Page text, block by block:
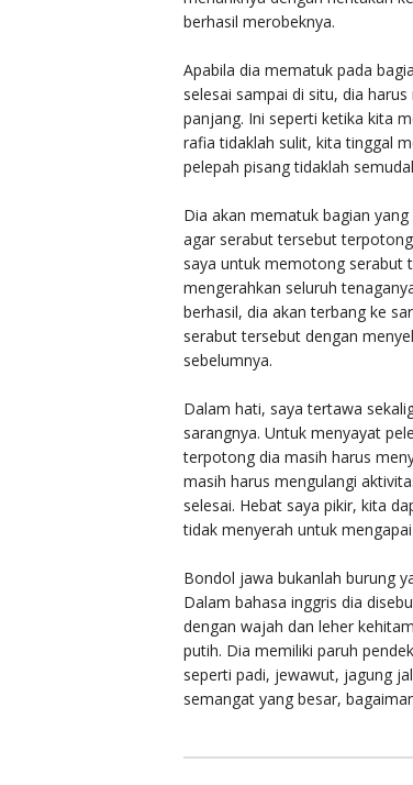
berhasil merobeknya.
Apabila dia mematuk pada
selesai sampai di situ, dia
panjang. Ini seperti ketika kita
rafia tidaklah sulit, kita tinggal
pelepah pisang tidaklah
Dia akan mematuk bagian
agar serabut tersebut
saya untuk memotong serabut
mengerahkan seluruh
berhasil, dia akan terbang ke
serabut tersebut dengan
sebelumnya.
Dalam hati, saya tertawa
sarangnya. Untuk menyayat
terpotong dia masih harus
masih harus mengulangi
selesai. Hebat saya pikir, kita
tidak menyerah untuk
Bondol jawa bukanlah burung
Dalam bahasa inggris dia
dengan wajah dan leher
putih. Dia memiliki paruh
seperti padi, jewawut, jagung
semangat yang besar,